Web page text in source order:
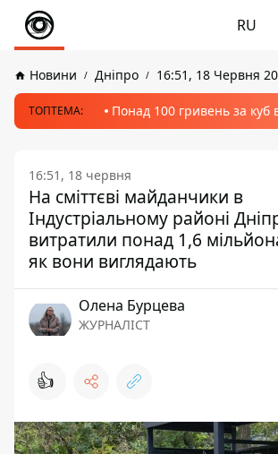
RU
Новини Дніпро 16:51, 18 Червня
ТОПТЕМА: Понад 100 гривень за куб
16:51, 18 червня
На сміттєві майданчики в
Індустріальному районі
витратили понад 1,6
як вони виглядають
Олена Бурцева
ЖУРНАЛІСТ
👍